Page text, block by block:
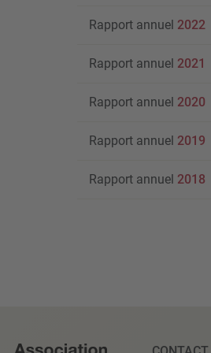
Rapport annuel 2022
Rapport annuel 2021
Rapport annuel 2020
Rapport annuel 2019
Rapport annuel 2018